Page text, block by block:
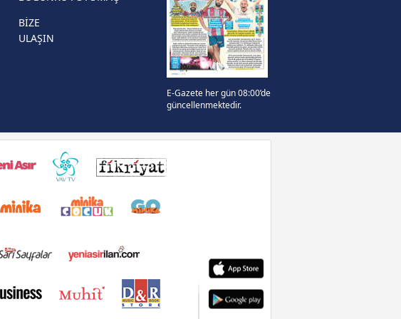
BİZE
ULAŞIN
E-Gazete her gün 08:00’de
güncellenmektedir.